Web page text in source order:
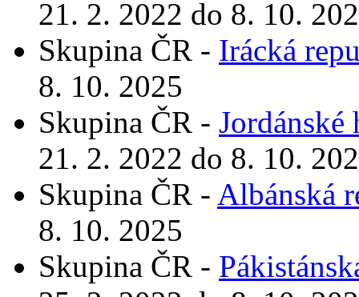
21. 2. 2022 do 8. 10.
Skupina ČR - Irácká
8. 10. 2025
Skupina ČR -
21. 2. 2022 do 8. 10.
Skupina ČR - Albánská
8. 10. 2025
Skupina ČR -